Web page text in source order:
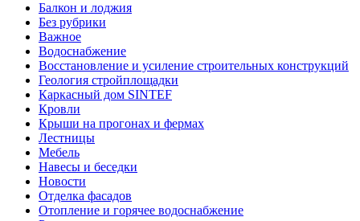
Балкон и лоджия
Без рубрики
Важное
Водоснабжение
Восстановление и усиление строительных конструкций
Геология стройплощадки
Каркасный дом SINTEF
Кровли
Крыши на прогонах и фермах
Лестницы
Мебель
Навесы и беседки
Новости
Отделка фасадов
Отопление и горячее водоснабжение